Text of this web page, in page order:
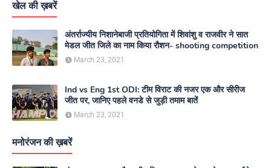
खेल की ख़बरें
अंतर्राज्यीय निशानेबाजी प्रतियोगिता में शिवांशु व राजवीर ने सात
मेडल जीत जिले का नाम किया रौशन- shooting competition
March 23, 2021
Ind vs Eng 1st ODI: टीम विराट की नजर एक और सीरीज
जीत पर, जानिए पहले वनडे से जुड़ी तमाम बातें
March 23, 2021
मनोरंजन की ख़बरें